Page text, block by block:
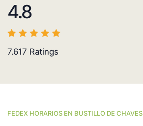
4.8
7.617 Ratings
FEDEX HORARIOS EN BUSTILLO DE CHAVES